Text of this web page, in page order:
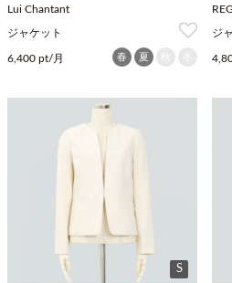
Lui Chantant
ジャケット
6,400 pt/月 春 夏
ジ
S